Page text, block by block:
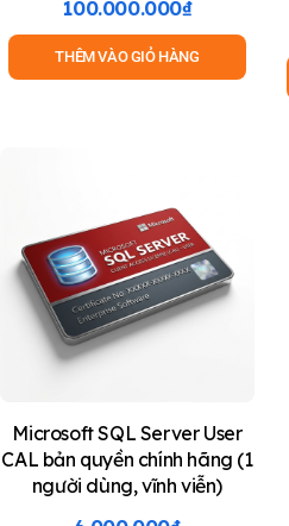
100.000.000₫
THÊM VÀO GIỎ HÀNG
Microsoft SQL Server User
CAL bản quyền chính hãng (1
người dùng, vĩnh viễn)